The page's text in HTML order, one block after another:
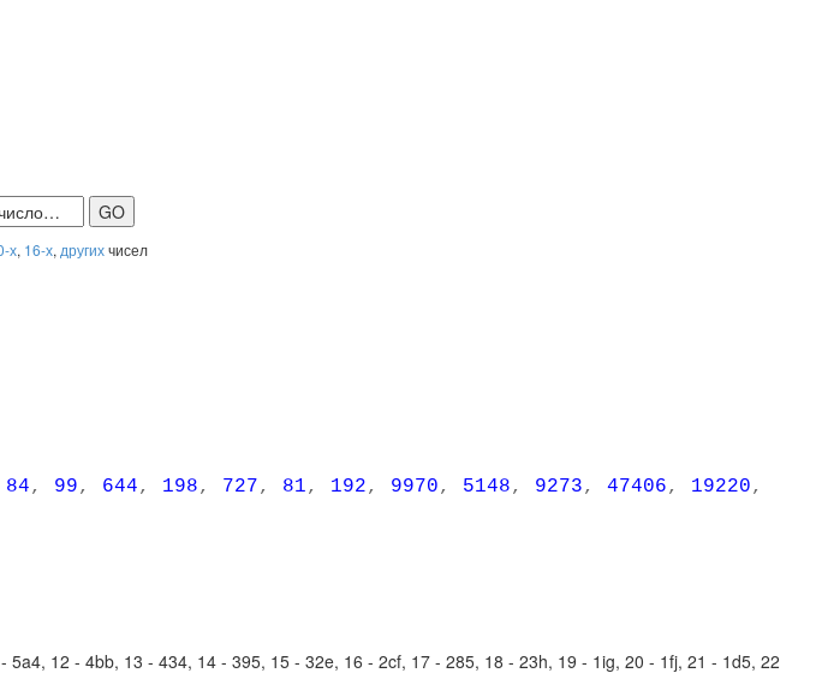
х, 16-х, другихчисел
84, 99, 644, 198, 727, 81, 192, 9970, 5148, 9273, 47406, 19220,
12 - 4bb, 13 - 434, 14 - 395, 15 - 32e, 16 - 2cf, 17 - 285, 18 - 23h, 19 - 1ig, 20 - 1fj, 21 - 1d5, 22